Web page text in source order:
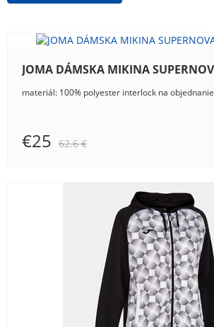
materiál: 100% polyester interlock na objednanie
€25 62.6 €